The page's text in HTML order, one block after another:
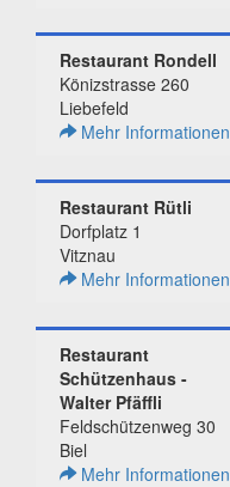
Restaurant Rondell
Könizstrasse 260
Liebefeld
Mehr Informationen
Restaurant Rütli
Dorfplatz 1
Vitznau
Mehr Informationen
Restaurant
Schützenhaus -
Walter Pfäffli
Feldschützenweg 30
Biel
Mehr Informationen